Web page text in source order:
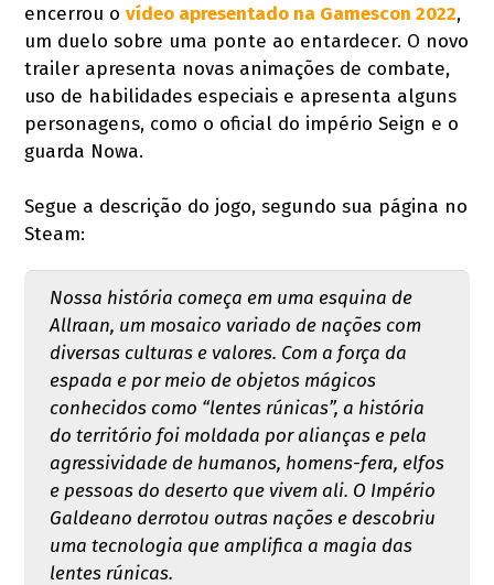
encerrou ovídeo apresentado na Gamescon 2022,
um duelo sobre uma ponte ao entardecer. O novo
trailer apresenta novas animações de combate,
uso de habilidades especiais e apresenta alguns
personagens, como o oficial do império Seign e o
guarda Nowa.
Segue a descrição do jogo, segundo sua página no
Steam:
Nossa história começa em uma esquina de
Allraan, um mosaico variado de nações com
diversas culturas e valores. Com a força da
espada e por meio de objetos mágicos
conhecidos como “lentes rúnicas”, a história
do território foi moldada por alianças e pela
agressividade de humanos, homens-fera, elfos
e pessoas do deserto que vivem ali. O Império
Galdeano derrotou outras nações e descobriu
uma tecnologia que amplifica a magia das
lentes rúnicas.